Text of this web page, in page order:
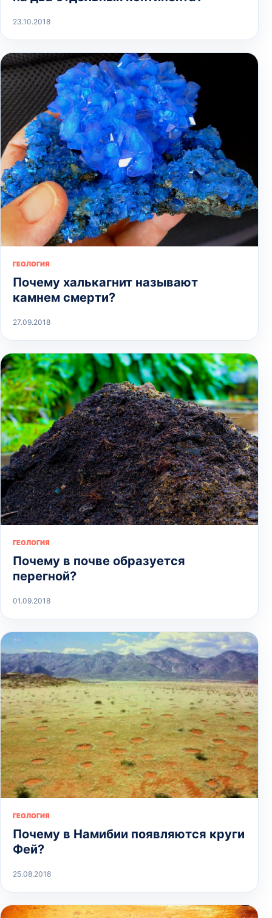
23.10.2018
ГЕОЛОГИЯ
Почему халькагнит называют
камнем смерти?
27.09.2018
ГЕОЛОГИЯ
Почему в почве образуется
перегной?
01.09.2018
ГЕОЛОГИЯ
Почему в Намибии появляются круги
Фей?
25.08.2018